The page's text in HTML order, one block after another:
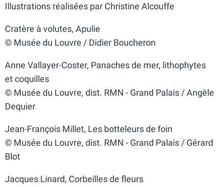
Illustrations réalisées par Christine Alcouffe
Cratère à volutes, Apulie
© Musée du Louvre / Didier Boucheron
Anne Vallayer-Coster, Panaches de mer, lithophytes
et coquilles
© Musée du Louvre, dist. RMN - Grand Palais / Angèle
Dequier
Jean-François Millet, Les botteleurs de foin
© Musée du Louvre, dist. RMN - Grand Palais / Gérard
Blot
Jacques Linard, Corbeilles de fleurs